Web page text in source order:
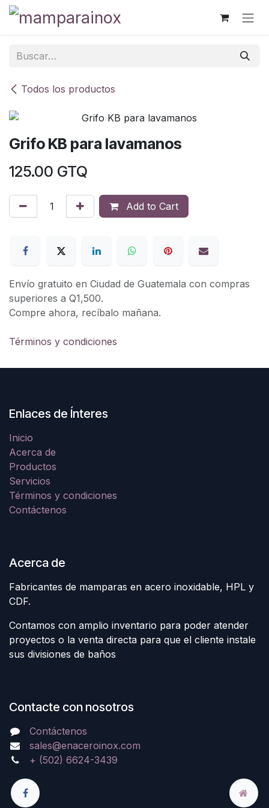
Ir al contenido
Todos los productos
Grifo KB para lavamanos
125.00 GTQ
Add to Cart
Envío gratuito en Ciudad de Guatemala con compras
superiores a Q1,500.
Compre ahora, recíbalo mañana.
Términos y condiciones
Enlaces de Ínteres
Inicio
Acerca de
Productos
Servicios
Términos y condiciones
Contáctenos
Acerca de
Fabricantes de mamparas en acero inoxidable, HPL y
CDF.
Contamos con amplio inventario para poder atender
proyectos o la venta directa para que el cliente instale
sus divisiones de baños
Contacte con nosotros
Contáctenos
sales@enaceroinox.com
+ (502) 6624-3439